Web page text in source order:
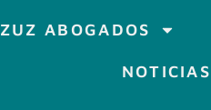
ABOGADOS
NOTICIAS